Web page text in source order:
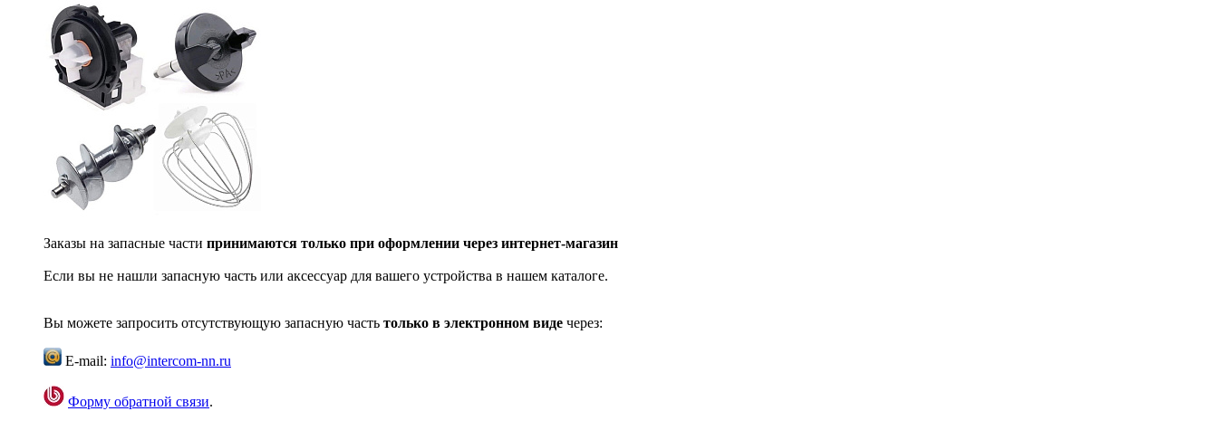
Заказы на запасные части принимаются только при оформлении через интернет-магазин
Если вы не нашли запасную часть или аксессуар для вашего устройства в нашем каталоге.
Вы можете запросить отсутствующую запасную часть только в электронном виде через:
E-mail: info@intercom-nn.ru
Форму обратной связи.